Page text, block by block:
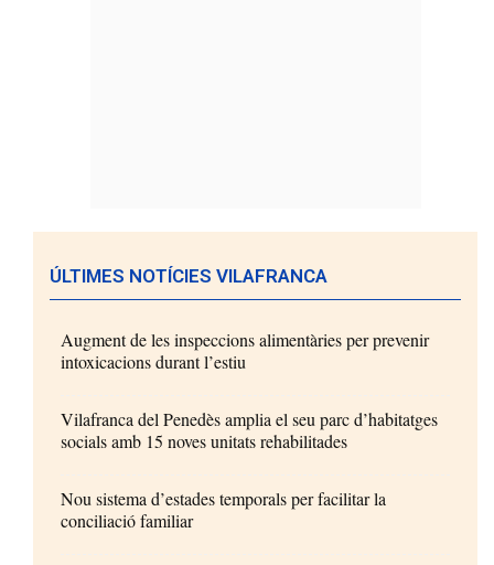
ÚLTIMES NOTÍCIES VILAFRANCA
Augment de les inspeccions alimentàries per prevenir
intoxicacions durant l’estiu
Vilafranca del Penedès amplia el seu parc d’habitatges
socials amb 15 noves unitats rehabilitades
Nou sistema d’estades temporals per facilitar la
conciliació familiar